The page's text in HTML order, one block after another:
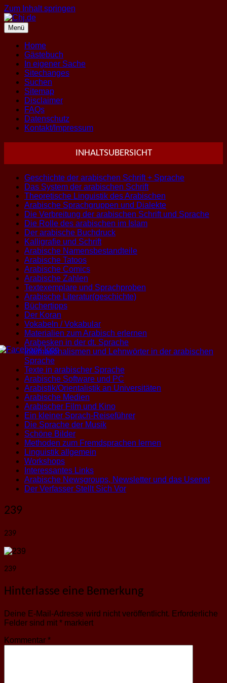
Zum Inhalt springen
Menü
Home
Gästebuch
In eigener Sache
Sitechanges
Suchen
Sitemap
Disclaimer
FAQs
Datenschutz
Kontakt/Impressum
INHALTSUBERSICHT
Geschichte der arabischen Schrift + Sprache
Das System der arabischen Schrift
Theoretische Linguistik des Arabischen
Arabische Sprachgruppen und Dialekte
Die Verbreitung der arabischen Schrift und Sprache
Die Rolle des arabischen im Islam
Der arabische Buchdruck
Kalligrafie und Schrift
Arabische Namensbestandteile
Arabische Tatoos
Arabische Comics
Arabische Zahlen
Textexemplare und Sprachproben
Arabische Literatur(geschichte)
Büchertipps
Der Koran
Vokabeln / Vokabular
Materialien zum Arabisch erlernen
Arabesken in der dt. Sprache
Internationalismen und Lehnwörter in der arabischen
Sprache
Texte in arabischer Sprache
Arabische Software und PC
Arabistik/Orientalistik an Universitäten
Arabische Medien
Arabischer Film und Kino
Ein kleiner Sprach-Reiseführer
Die Sprache der Musik
Schöne Bilder
Methoden zum Fremdsprachen lernen
Linguistik allgemein
Workshops
Interessantes Links
Arabische Newsgroups, Newsletter und das Usenet
Der Verfasser Stellt Sich Vor
239
239
239
Hinterlasse eine Bemerkung
Deine E-Mail-Adresse wird nicht veröffentlicht. Erforderliche
Felder sind mit * markiert
Kommentar *